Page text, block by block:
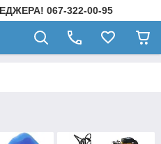
067-322-00-95